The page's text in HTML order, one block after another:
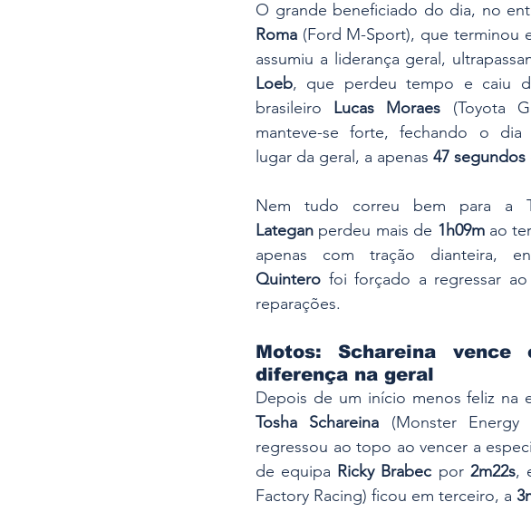
O grande beneficiado do dia, no
Roma (Ford M-Sport), que terminou
assumiu a liderança geral,
Loeb, que perdeu tempo e caiu
brasileiro Lucas Moraes (Toyota
manteve-se forte, fechando o dia
lugar da geral, a apenas 47 segundos
Nem tudo correu bem para a
Lategan perdeu mais de 1h09m ao
apenas com tração dianteira,
Quintero foi forçado a regressar
reparações.
Motos: Schareina vence
diferença na geral
Tosha Schareina (Monster Energy
regressou ao topo ao vencer a
de equipa Ricky Brabec por 2m22s,
Factory Racing) ficou em terceiro, a